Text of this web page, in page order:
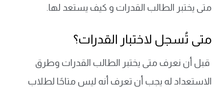
متى يختبر الطالب القدرات و كيف يستعد لها.
متى تُسجل لاختبار القدرات؟
قبل أن نعرف متى يختبر الطالب القدرات وطرق
الاستعداد له يجب أن تعرف أنه ليس متاحًا لطلاب